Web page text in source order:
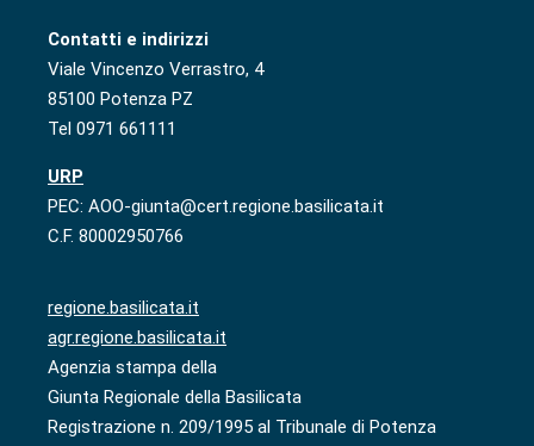
Contatti e indirizzi
Viale Vincenzo Verrastro, 4
85100 Potenza PZ
Tel 0971 661111
URP
PEC: AOO-giunta@cert.regione.basilicata.it
C.F. 80002950766
regione.basilicata.it
agr.regione.basilicata.it
Agenzia stampa della
Giunta Regionale della Basilicata
Registrazione n. 209/1995 al Tribunale di Potenza